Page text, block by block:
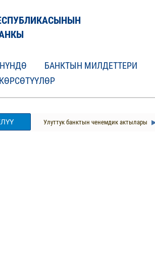
БАНКТЫН МИЛДЕТТЕРИ
Улуттук банктын ченемдик актылары